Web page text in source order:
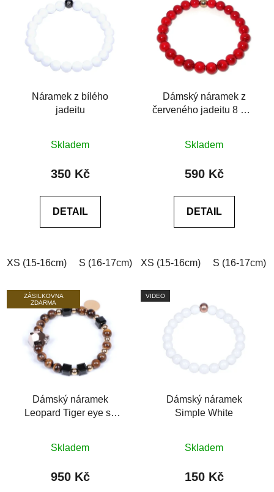
Náramek z bílého
jadeitu
hodnocení
produktu
z
Skladem
350 Kč
DETAIL
XS (15-16cm) S (16-17cm) M (17-18cm) L (18-19cm)
Dámský náramek z
červeného jadeitu 8 mm
Skladem
590 Kč
DETAIL
XS (15-16cm) S (16-17cm)
ZÁSILKOVNA
ZDARMA
Dámský náramek
Leopard Tiger eye se
hodnocení
produktu
Skladem
950 Kč
VIDEO
Dámský náramek
Simple White
hodnocení
produktu
Skladem
150 Kč